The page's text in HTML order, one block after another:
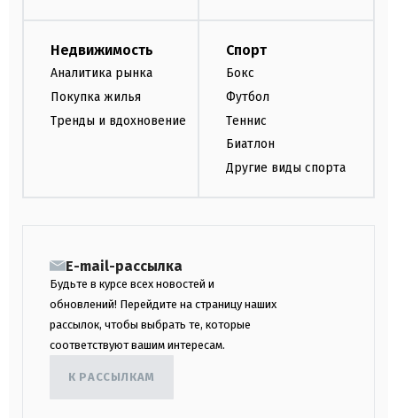
Недвижимость
Аналитика рынка
Покупка жилья
Тренды и вдохновение
Спорт
Бокс
Футбол
Теннис
Биатлон
Другие виды спорта
E-mail-рассылка
Будьте в курсе всех новостей и
обновлений! Перейдите на страницу наших
рассылок, чтобы выбрать те, которые
соответствуют вашим интересам.
К РАССЫЛКАМ